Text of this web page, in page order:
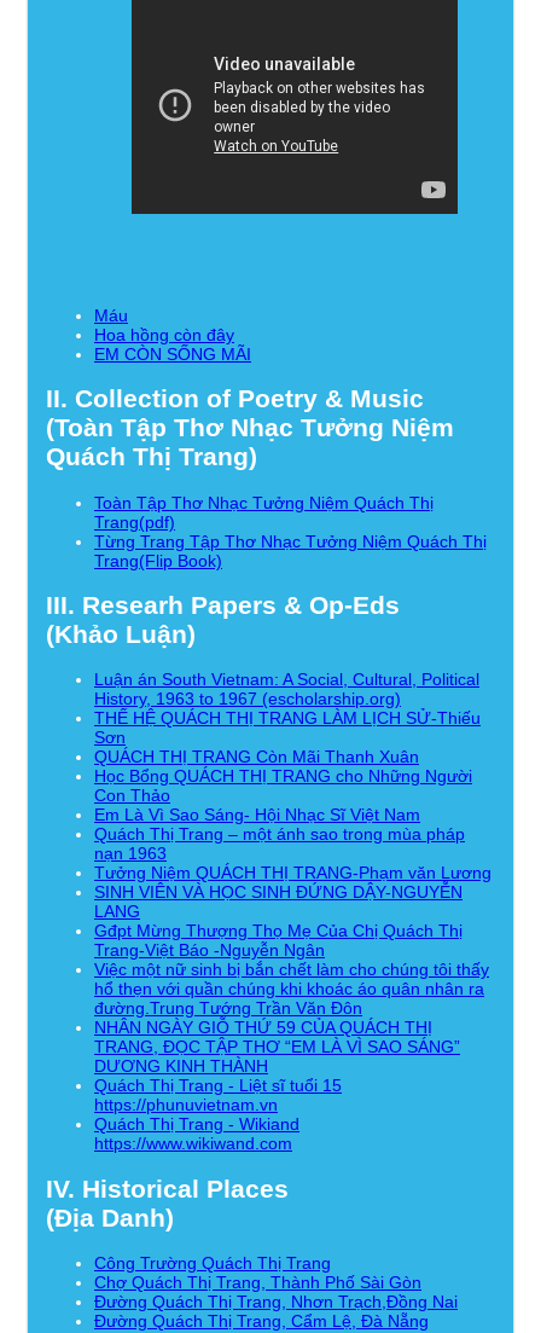
Máu
Hoa hồng còn đây
EM CÒN SỐNG MÃI
II. Collection of Poetry & Music
(Toàn Tập Thơ Nhạc Tưởng Niệm
Quách Thị Trang)
Toàn Tập Thơ Nhạc Tưởng Niệm Quách Thị
Trang(pdf)
Từng Trang Tập Thơ Nhạc Tưởng Niệm Quách Thị
Trang(Flip Book)
III. Researh Papers & Op-Eds
(Khảo Luận)
Luận án South Vietnam: A Social, Cultural, Political
History, 1963 to 1967 (escholarship.org)
THẾ HỆ QUÁCH THỊ TRANG LÀM LỊCH SỬ-Thiếu
Sơn
QUÁCH THỊ TRANG Còn Mãi Thanh Xuân
Học Bổng QUÁCH THỊ TRANG cho Những Người
Con Thảo
Em Là Vì Sao Sáng- Hội Nhạc Sĩ Việt Nam
Quách Thị Trang – một ánh sao trong mùa pháp
nạn 1963
Tưởng Niệm QUÁCH THỊ TRANG-Phạm văn Lương
SINH VIÊN VÀ HỌC SINH ĐỨNG DẬY-NGUYỄN
LANG
Gđpt Mừng Thượng Thọ Mẹ Của Chị Quách Thị
Trang-Việt Báo -Nguyễn Ngân
Việc một nữ sinh bị bắn chết làm cho chúng tôi thấy
hổ thẹn với quần chúng khi khoác áo quân nhân ra
đường.Trung Tướng Trần Văn Đôn
NHÂN NGÀY GIỖ THỨ 59 CỦA QUÁCH THỊ
TRANG, ĐỌC TẬP THƠ “EM LÀ VÌ SAO SÁNG”
DƯƠNG KINH THÀNH
Quách Thị Trang - Liệt sĩ tuổi 15
https://phunuvietnam.vn
Quách Thị Trang - Wikiand
https://www.wikiwand.com
IV. Historical Places
(Địa Danh)
Công Trường Quách Thị Trang
Chợ Quách Thị Trang, Thành Phố Sài Gòn
Đường Quách Thị Trang, Nhơn Trạch,Đồng Nai
Đường Quách Thị Trang, Cẩm Lệ, Đà Nẵng